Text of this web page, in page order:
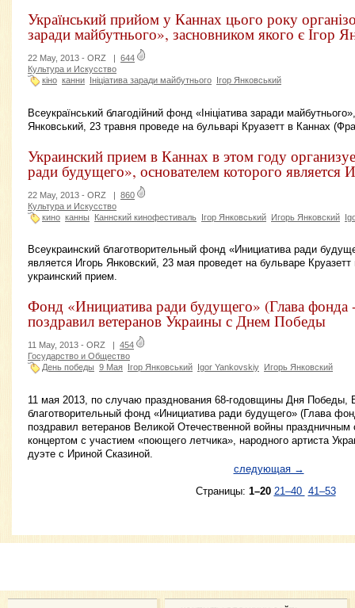
Український прийом у Каннах цього року
заради майбутнього», засновником якого є Ігор
22 May, 2013 - ORZ | 644
Культура и Искусство
кіно канни Ініціатива заради майбутнього Ігор Янковський
Всеукраїнський благодійний фонд «Ініціатива заради
Янковський, 23 травня проведе на бульварі Круазетт в Каннах
Украинский прием в Каннах в этом году
ради будущего», основателем которого является
22 May, 2013 - ORZ | 860
Культура и Искусство
кино канны Каннский кинофестиваль Ігор Янковський Игорь Янковский
Всеукраинский благотворительный фонд «Инициатива ради
является Игорь Янковский, 23 мая проведет на бульваре
украинский прием.
Фонд «Инициатива ради будущего» (Глава фонда
поздравил ветеранов Украины с Днем Победы
11 May, 2013 - ORZ
454
Государство и Общество
День победы 9 Мая Ігор Янковський Igor Yankovskiy Игорь Янковский
11 мая 2013, по случаю празднования 68-годовщины Дня Победы,
благотворительный фонд «Инициатива ради будущего» (Глава
поздравил ветеранов Великой Отечественной войны праздничным
концертом с участием «поющего летчика», народного артиста
дуэте с Ириной Сказиной.
следующая →
Страницы: 1–20 21–40 41–53